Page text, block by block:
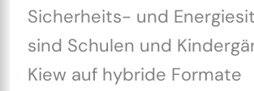
Sicherheits- und
sind Schulen und
Kiew auf hybride Formate